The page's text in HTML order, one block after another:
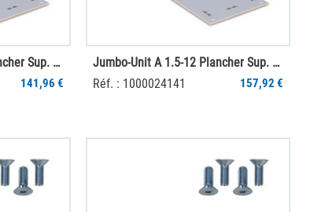
Jumbo-Unit A 1.5-10 Plancher Sup. SGR PS
141,96 €
Jumbo-Unit A 1.5-12 Plancher Sup. SGR PS
Réf. : 1000024141
157,92 €